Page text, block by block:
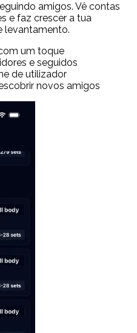
amigos. Vê contas
e faz crescer a tua
levantamento.
um toque
e seguidos
de utilizador
novos amigos